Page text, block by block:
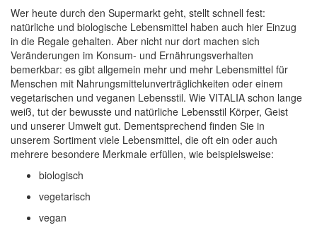
Wer heute durch den Supermarkt geht, stellt schnell fest:
natürliche und biologische Lebensmittel haben auch hier Einzug
in die Regale gehalten. Aber nicht nur dort machen sich
Veränderungen im Konsum- und Ernährungsverhalten
bemerkbar: es gibt allgemein mehr und mehr Lebensmittel für
Menschen mit Nahrungsmittelunverträglichkeiten oder einem
vegetarischen und veganen Lebensstil. Wie VITALIA schon lange
weiß, tut der bewusste und natürliche Lebensstil Körper, Geist
und unserer Umwelt gut. Dementsprechend finden Sie in
unserem Sortiment viele Lebensmittel, die oft ein oder auch
mehrere besondere Merkmale erfüllen, wie beispielsweise:
biologisch
vegetarisch
vegan